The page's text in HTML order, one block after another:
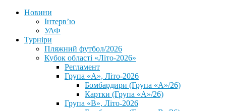
Новини
Інтерв’ю
УАФ
Турніри
Пляжний футбол/2026
Кубок області «Літо-2026»
Регламент
Група «А», Літо-2026
Бомбардири (Група «А»/26)
Картки (Група «А»/26)
Група «В», Літо-2026